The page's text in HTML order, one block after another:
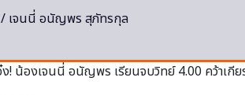
/ เจนนี่ อนัญพร สุภัทรกุล